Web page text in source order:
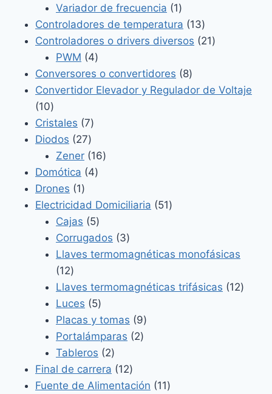
producto
Variador de frecuencia 11
producto
Controladores de temperatura 1313
productos
Controladores o drivers diversos 2121
PWM 44
productos
Conversores o convertidores 88
productos
Convertidor Elevador y Regulador de Voltaje
1010
productos
Cristales 77
productos
Diodos 2727
productos
Zener 1616
Domótica 44
Drones 11
producto
Electricidad Domiciliaria 5151
Cajas 55
productos
Corrugados 33
productos
Llaves termomagnéticas monofásicas
1212
productos
Llaves termomagnéticas trifásicas 1212
Luces 55
productos
Placas y tomas 99
productos
Portalámparas 22
Tableros 22
productos
Final de carrera 1212
productos
Fuente de Alimentación 1111